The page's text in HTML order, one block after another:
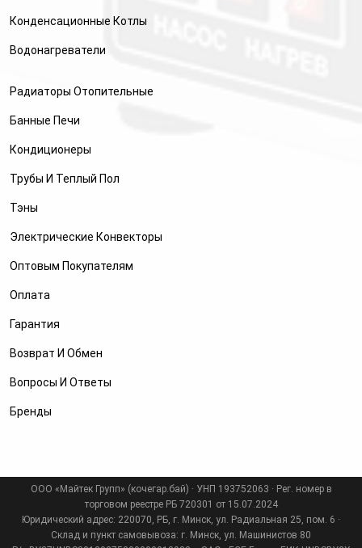
Конденсационные Котлы
Водонагреватели
Радиаторы Отопительные
Банные Печи
Кондиционеры
Трубы И Теплый Пол
Тэны
Электрические Конвекторы
Оптовым Покупателям
Оплата
Гарантия
Возврат И Обмен
Вопросы И Ответы
Бренды
ООО «Майтек Групп» (кочегар.бай) · УНП 193752063 · Рег. номер в
торговом реестре РБ 720301 от 15.07.2024
Юридический адрес: 220070, РБ, г. Минск, ул. Радиальная 25, пом. 6 ·
Склад и пункт самовывоза: г. Минск, ул. Машинистов 80